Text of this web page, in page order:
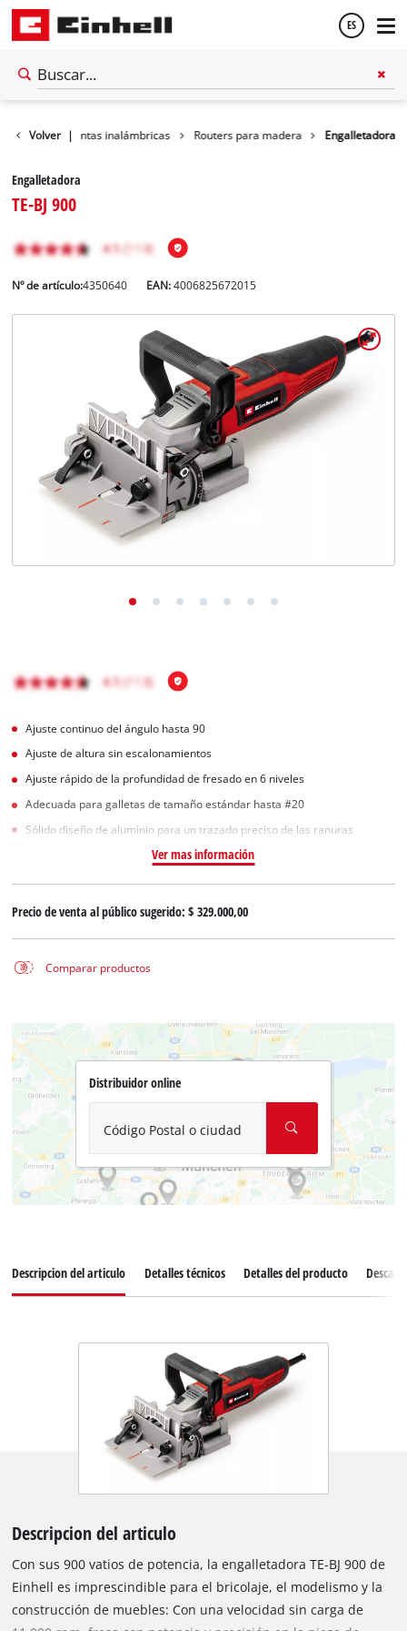
ES
Volver |
Herramientas inalámbricas Routers para madera Engalletadora
Engalletadora
TE-BJ 900
Nº de artículo:4350640 EAN:4006825672015
Ajuste continuo del ángulo hasta 90
Ajuste de altura sin escalonamientos
Ajuste rápido de la profundidad de fresado en 6 niveles
Adecuada para galletas de tamaño estándar hasta #20
Sólido diseño de aluminio para un trazado preciso de las ranuras
Ver mas información
Precio de venta al público sugerido:$ 329.000,00
Comparar productos
Distribuidor online
Código Postal o ciudad
Descripcion del articulo Detalles técnicos Detalles del producto
Descripcion del articulo
Con sus 900 vatios de potencia, la engalletadora TE-BJ 900 de
Einhell es imprescindible para el bricolaje, el modelismo y la
construcción de muebles: Con una velocidad sin carga de